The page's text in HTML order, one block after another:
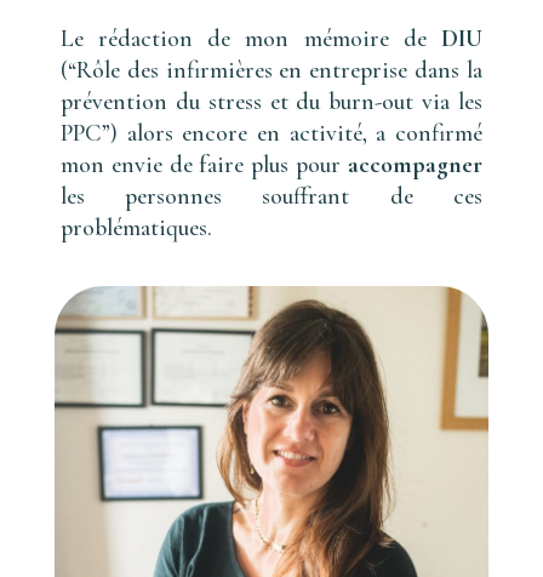
Le rédaction de mon mémoire deDIU
(“Rôle des infirmières en entreprise dans la
prévention du stress et du burn-out via les
PPC”) alors encore en activité, a confirmé
mon envie de faire plus pouraccompagner
les personnes souffrant de ces
problématiques.